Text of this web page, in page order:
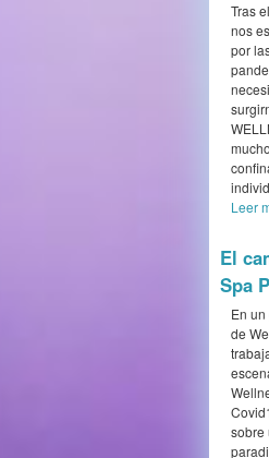
Tras
nos
por
Leer
El
Spa
En
de
sobre